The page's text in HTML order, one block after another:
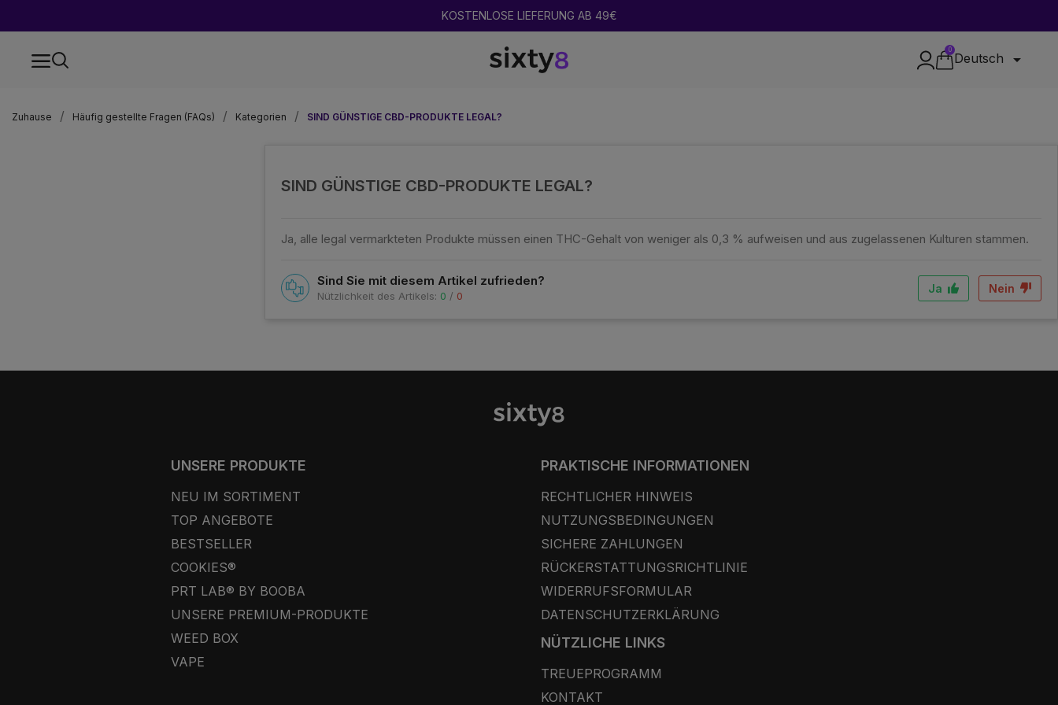
2 GEKAUFT = 1 GRATIS
0
Deutsch 
Zuhause Häufig gestellte Fragen (FAQs) Kategorien SIND GÜNSTIGE CBD-PRODUKTE LEGAL?
SIND GÜNSTIGE CBD-PRODUKTE LEGAL?
Ja, alle legal vermarkteten Produkte müssen einen THC-Gehalt von weniger als 0,3 % aufweisen und aus zugelassenen Kulturen stammen.
Sind Sie mit diesem Artikel zufrieden?
Nützlichkeit des Artikels: 0 / 0
Ja Nein
UNSERE PRODUKTE
NEU IM SORTIMENT
TOP ANGEBOTE
BESTSELLER
COOKIES®
PRT LAB® BY BOOBA
UNSERE PREMIUM-PRODUKTE
WEED BOX
VAPE
PRAKTISCHE INFORMATIONEN
RECHTLICHER HINWEIS
NUTZUNGSBEDINGUNGEN
SICHERE ZAHLUNGEN
RÜCKERSTATTUNGSRICHTLINIE
WIDERRUFSFORMULAR
DATENSCHUTZERKLÄRUNG
NÜTZLICHE LINKS
TREUEPROGRAMM
KONTAKT